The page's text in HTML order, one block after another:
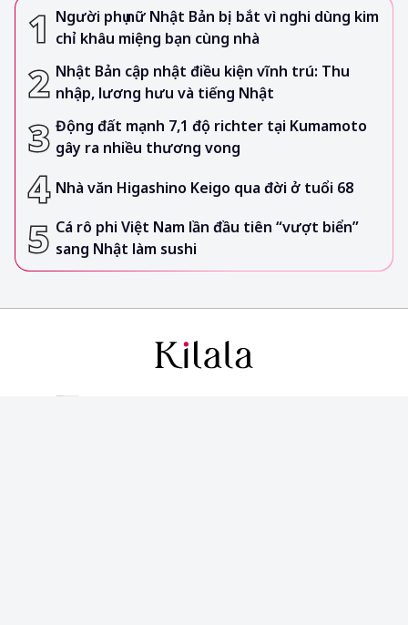
Người phụ nữ Nhật Bản bị bắt vì nghi dùng kim
chỉ khâu miệng bạn cùng nhà
Nhật Bản cập nhật điều kiện vĩnh trú: Thu
nhập, lương hưu và tiếng Nhật
Động đất mạnh 7,1 độ richter tại Kumamoto
gây ra nhiều thương vong
Nhà văn Higashino Keigo qua đời ở tuổi 68
Cá rô phi Việt Nam lần đầu tiên “vượt biển”
sang Nhật làm sushi